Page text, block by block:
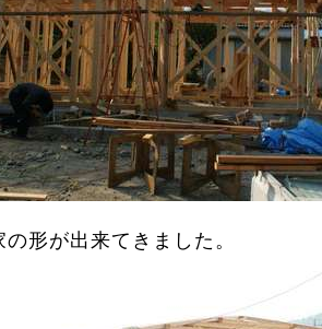
形が出来てきました。